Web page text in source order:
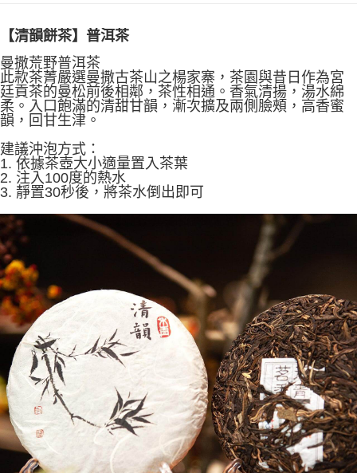
３．安心：先確認商品／服務後，再付款。
【「AFTEE先享後付」結帳流程】
１．於結帳方式選擇「AFTEE先享後付」後，將跳轉至「AFTEE先享後付」
結帳頁面，進行簡訊認證並確認金額後，即可完成結帳。
２．訂單成立數日內，您將收到繳費通知簡訊。
３．收到繳費通知簡訊後14天內，點擊此簡訊中的連結，可透過四大超商／
※ 請注意：結帳手續完成當下不需立刻繳費，但若您需要取消訂單，請聯絡
購買商品的店家。未經商家同意取消之訂單仍視為有效，需透過AFTEE先享
後付繳納相關費用。
※ 交易是否成功請以「AFTEE先享後付 」之結帳頁面顯示為準，若有關於
客戶支援中心」https://netprotections.freshdesk.com/support/home
１．透過由恩沛科技股份有限公司提供之「AFTEE先享後付」服務完成之交
易，需依本服務之必要範圍內提供個人資料，並將交易相關給付款項請求債
權轉讓予恩沛科技股份有限公司。
２．關於個人資料處理事宜，請瀏覽以下網址：
https://aftee.tw/terms/#terms3
３．未成年的使用者請事先徵得法定代理人或監護人之同意方可使用
「AFTEE先享後付」，若未經同意申辦者引起之損失，本公司不負相關責
任。
４．使用「AFTEE先享後付」時，將依據個別帳號之用戶狀況，依本公司即
時審查核予不同之上限額度；若仍有額度不足之情形，本公司將視審查結果
請求用戶進行身份認證。
５．嚴禁一人註冊多個帳號或使用他人資訊註冊。若發現惡意使用之情形，
恩沛科技股份有限公司將有權停止該用戶之使用額度並採取法律行動。
運送方式
全家取貨付款
每筆NT$60，滿NT$1,500(含以上)免運費
付款後全家取貨
每筆NT$60，滿NT$1,500(含以上)免運費
7-11取貨付款
每筆NT$60，滿NT$1,500(含以上)免運費
付款後7-11取貨
每筆NT$60，滿NT$1,500(含以上)免運費
宅配
每筆NT$100，滿NT$1,500(含以上)免運費
離島-黑貓宅配
每筆NT$360
付款後門市自取
免運費
貨到付款
每筆NT$180，滿NT$2,500(含以上)免運費
【清韻餅茶】普洱茶
曼撒荒野普洱茶
此款茶菁嚴選曼撒古茶山之楊家寨，茶園與昔日作為宮
廷貢茶的曼松前後相鄰，茶性相通。香氣清揚，湯水綿
柔。入口飽滿的清甜甘韻，漸次擴及兩側臉頰，高香蜜
韻，回甘生津。
建議沖泡方式：
1. 依據茶壺大小適量置入茶葉
2. 注入100度的熱水
3. 靜置30秒後，將茶水倒出即可